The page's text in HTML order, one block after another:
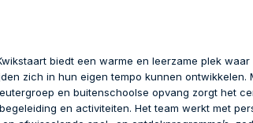
biedt een warme en leerzame plek
zich in hun eigen tempo kunnen ontwikkelen.
en buitenschoolse opvang zorgt het
en activiteiten. Het team werkt met